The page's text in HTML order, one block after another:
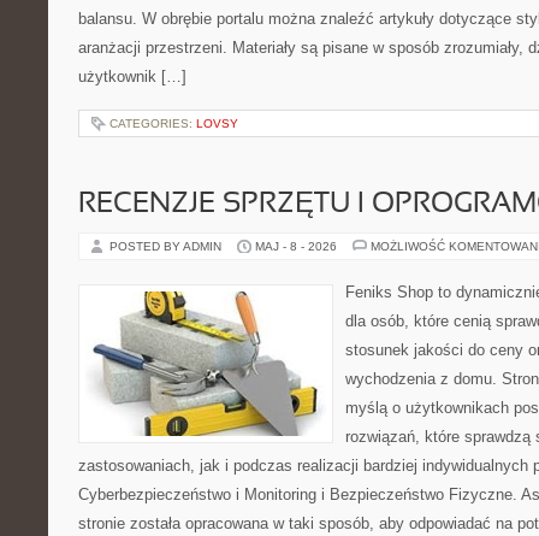
balansu. W obrębie portalu można znaleźć artykuły dotyczące
aranżacji przestrzeni. Materiały są pisane w sposób zrozumiały,
użytkownik […]
CATEGORIES: LOVSY
RECENZJE SPRZĘTU I
POSTED BY ADMIN MAJ - 8 - 2026 MOŻLIWOŚĆ
Feniks Shop to
dla osób, które cenią
stosunek jakości do ceny
wychodzenia z domu.
myślą o użytkownikach
rozwiązań, które sprawdzą
zastosowaniach, jak i podczas realizacji bardziej indywidualnych
Cyberbezpieczeństwo i Monitoring i Bezpieczeństwo Fizyczne.
stronie została opracowana w taki sposób, aby odpowiadać na